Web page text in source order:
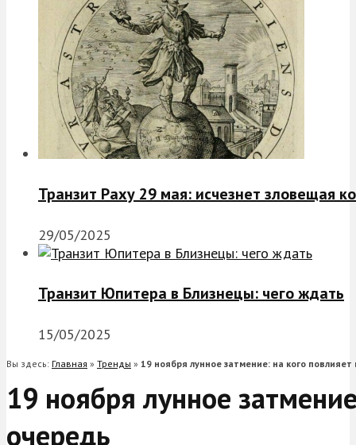
Транзит Раху 29 мая: исчезнет зловещая
29/05/2025
Транзит Юпитера в Близнецы: чего ждать
15/05/2025
Вы здесь: Главная » Тренды » 19 ноября лунное затмение: на кого
19 ноября лунное
очередь